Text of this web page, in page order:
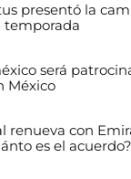
presentó la
temporada
será
México
renueva con
es el acuerdo?